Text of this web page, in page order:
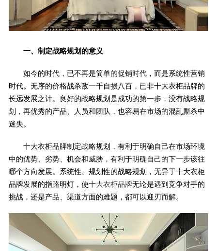
一、制定战略规划的意义
如今的时代，已不再是简单的促销时代，而是系统性营销
时代。无序的价格战杀敌一千自损八百，已非十大衣柜品牌的
长远发展之计。良好的战略规划是成功的第一步，没有战略规
划，再优秀的产品、人员和团队，也容易在市场的混乱厮杀中
迷失。
十大衣柜品牌制定战略规划，有利于明确自己在市场环境
中的优势、劣势、机会和威胁，有利于明确自己的下一步该往
哪个方向发展。系统性、规划性的战略规划，无异于十大衣柜
品牌发展的指路明灯，使十大衣柜品牌无论是遇到竞争对手的
挑战，还是产品、渠道方面的难题，都可以迎刃而解。